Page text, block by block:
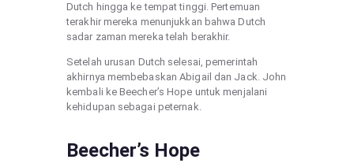
Dutch hingga ke tempat tinggi. Pertemuan
terakhir mereka menunjukkan bahwa Dutch
sadar zaman mereka telah berakhir.
Setelah urusan Dutch selesai, pemerintah
akhirnya membebaskan Abigail dan Jack. John
kembali ke Beecher’s Hope untuk menjalani
kehidupan sebagai peternak.
Beecher’s Hope